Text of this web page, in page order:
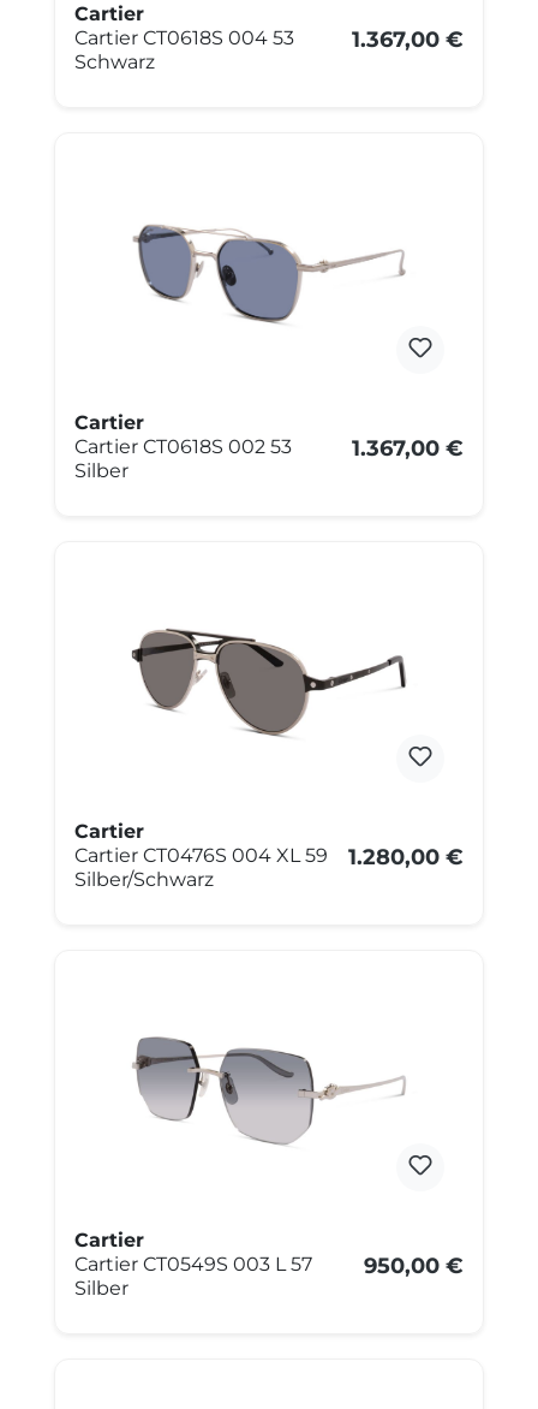
Cartier
Cartier CT0618S 004 53
Schwarz
1.367,00 €
Cartier
Cartier CT0618S 002 53
Silber
1.367,00 €
Cartier
Cartier CT0476S 004 XL 59
Silber/Schwarz
1.280,00 €
Cartier
Cartier CT0549S 003 L 57
Silber
950,00 €